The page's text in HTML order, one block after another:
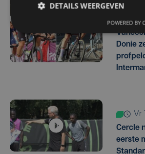
West-
Donie
Cercle
eerste
DETAILS WEERGEVEN
POWERED BY